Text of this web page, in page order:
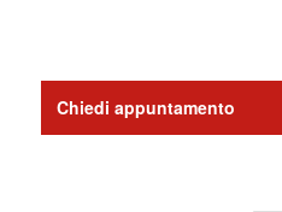
Chiedi appuntamento